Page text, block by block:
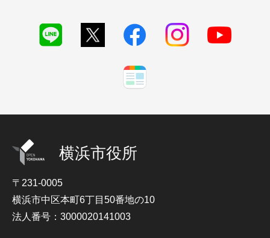
横浜市役所
〒231-0005
横浜市中区本町6丁目50番地の10
法人番号：3000020141003